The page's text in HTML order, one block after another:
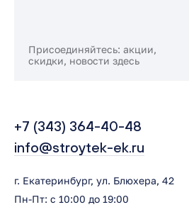
Присоединяйтесь: акции,
скидки, новости здесь
+7 (343) 364-40-48
info@stroytek-ek.ru
г. Екатеринбург, ул. Блюхера, 42
Пн-Пт: с 10:00 до 19:00